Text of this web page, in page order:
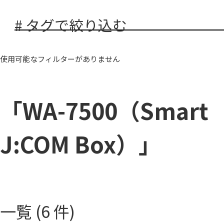
# タグで絞り込む
使用可能なフィルターがありません
「WA-7500（Smart
J:COM Box）」
一覧 (6 件)